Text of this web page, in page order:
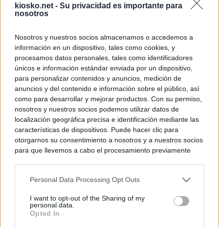
kiosko.net - Su privacidad es importante para
nosotros
Nosotros y nuestros socios almacenamos o accedemos a
información en un dispositivo, tales como cookies, y
procesamos datos personales, tales como identificadores
únicos e información estándar enviada por un dispositivo,
para personalizar contenidos y anuncios, medición de
anuncios y del contenido e información sobre el público, así
como para desarrollar y mejorar productos. Con su permiso,
nosotros y nuestros socios podemos utilizar datos de
localización geográfica precisa e identificación mediante las
características de dispositivos. Puede hacer clic para
otorgarnos su consentimiento a nosotros y a nuestros socios
para que llevemos a cabo el procesamiento previamente
negar su consentimiento. Tenga en cuenta que algún
de su consentimiento, pero usted tiene el derecho de
rechazar tal procesamiento. Sus preferencias se aplicarán
Personal Data Processing Opt Outs
I want to opt-out of the Sharing of my
personal data.
Opted In